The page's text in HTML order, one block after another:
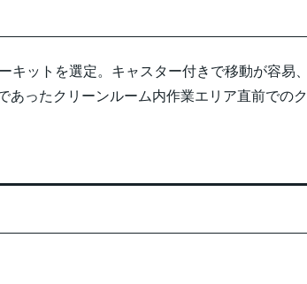
ットを選定。キャスター付きで移動が容易、
あったクリーンルーム内作業エリア直前でのク